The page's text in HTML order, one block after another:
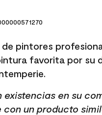
pintores
favorita por su
existencias en su
un producto